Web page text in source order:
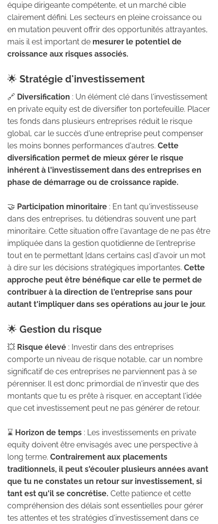
équipe dirigeante compétente, et un marché cible
clairement défini. Les secteurs en pleine croissance ou
en mutation peuvent offrir des opportunités attrayantes,
mais il est important de mesurer le potentiel de
croissance aux risques associés.
🌟 Stratégie d'investissement
🔗 Diversification : Un élément clé dans l'investissement
en private equity est de diversifier ton portefeuille. Placer
tes fonds dans plusieurs entreprises réduit le risque
global, car le succès d'une entreprise peut compenser
les moins bonnes performances d'autres. Cette
diversification permet de mieux gérer le risque
inhérent à l'investissement dans des entreprises en
phase de démarrage ou de croissance rapide.
🤝 Participation minoritaire : En tant qu'investisseuse
dans des entreprises, tu détiendras souvent une part
minoritaire. Cette situation offre l'avantage de ne pas être
impliquée dans la gestion quotidienne de l'entreprise
tout en te permettant [dans certains cas] d'avoir un mot
à dire sur les décisions stratégiques importantes. Cette
approche peut être bénéfique car elle te permet de
contribuer à la direction de l'entreprise sans pour
autant t'impliquer dans ses opérations au jour le jour.
🌟 Gestion du risque
💥 Risque élevé : Investir dans des entreprises
comporte un niveau de risque notable, car un nombre
significatif de ces entreprises ne parviennent pas à se
pérenniser. Il est donc primordial de n'investir que des
montants que tu es prête à risquer, en acceptant l'idée
que cet investissement peut ne pas générer de retour.
⌛ Horizon de temps : Les investissements en private
equity doivent être envisagés avec une perspective à
long terme. Contrairement aux placements
traditionnels, il peut s'écouler plusieurs années avant
que tu ne constates un retour sur investissement, si
tant est qu'il se concrétise. Cette patience et cette
compréhension des délais sont essentielles pour gérer
tes attentes et tes stratégies d'investissement dans ce